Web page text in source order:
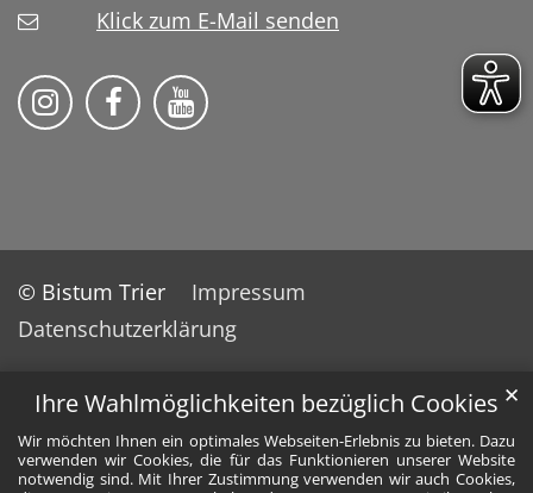
Ihre Wahlmöglichkeiten bezüglich Cookies
Wir möchten Ihnen ein optimales Webseiten-Erlebnis zu bieten. Dazu
verwenden wir Cookies, die für das Funktionieren unserer Website
notwendig sind. Mit Ihrer Zustimmung verwenden wir auch Cookies,
✕
Klick zum E-Mail senden
Bistum Trier auf Instragram
Bistum Trier auf Facebook
Bistum Trier auf YouTube
© Bistum Trier
Impressum
Datenschutzerklärung